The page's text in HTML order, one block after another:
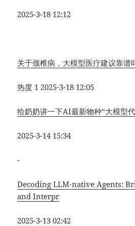
2025-3-18 12:12
关于颈椎病，大模型医疗建议靠谱
热度 1 2025-3-18 12:05
给奶奶讲一下AI最新物种“大模型
2025-3-14 15:34
-
Decoding LLM-native Agents:
and Interpr
2025-3-13 02:42